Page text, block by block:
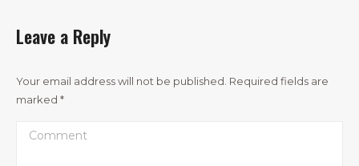
Leave a Reply
Your email address will not be published. Required fields are
marked *
Comment